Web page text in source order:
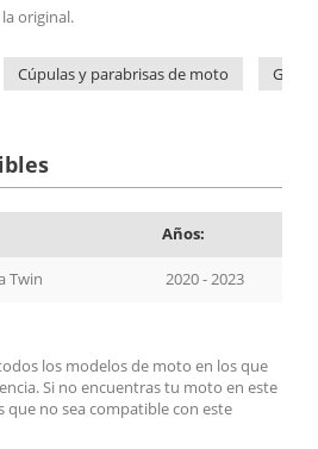
original.
Cúpulas y parabrisas de moto Givi
Años:
Twin 2020 - 2023
los modelos de moto en los que
Si no encuentras tu moto en este
que no sea compatible con este